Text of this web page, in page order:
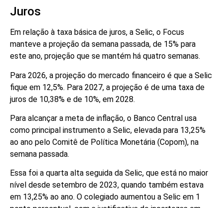
Juros
Em relação à taxa básica de juros, a Selic, o Focus
manteve a projeção da semana passada, de 15% para
este ano, projeção que se mantém há quatro semanas.
Para 2026, a projeção do mercado financeiro é que a Selic
fique em 12,5%. Para 2027, a projeção é de uma taxa de
juros de 10,38% e de 10%, em 2028.
Para alcançar a meta de inflação, o Banco Central usa
como principal instrumento a Selic, elevada para 13,25%
ao ano pelo Comitê de Política Monetária (Copom), na
semana passada.
Essa foi a quarta alta seguida da Selic, que está no maior
nível desde setembro de 2023, quando também estava
em 13,25% ao ano. O colegiado aumentou a Selic em 1